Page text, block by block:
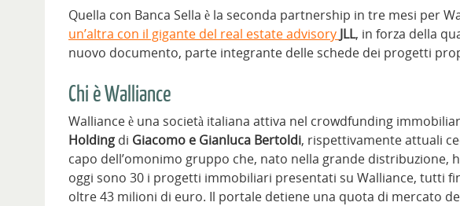
Quella con Banca Sella è la seconda partnership in tre mesi per
un’altra con il gigante del real estate advisory JLL, in forza della
nuovo documento, parte integrante delle schede dei progetti
Chi è Walliance
Walliance è una società italiana attiva nel crowdfunding
Holding di Giacomo e Gianluca Bertoldi, rispettivamente attuali
capo dell’omonimo gruppo che, nato nella grande distribuzione,
oggi sono 30 i progetti immobiliari presentati su Walliance, tutti
oltre 43 milioni di euro. Il portale detiene una quota di mercato